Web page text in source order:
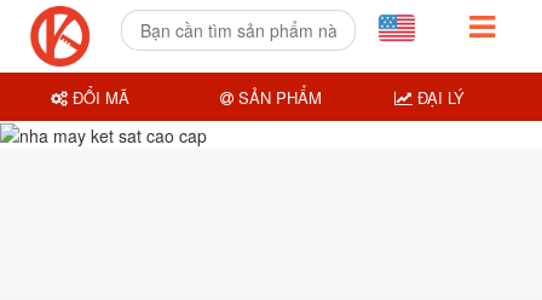
ĐỔI MÃ SẢN PHẨM ĐẠI LÝ